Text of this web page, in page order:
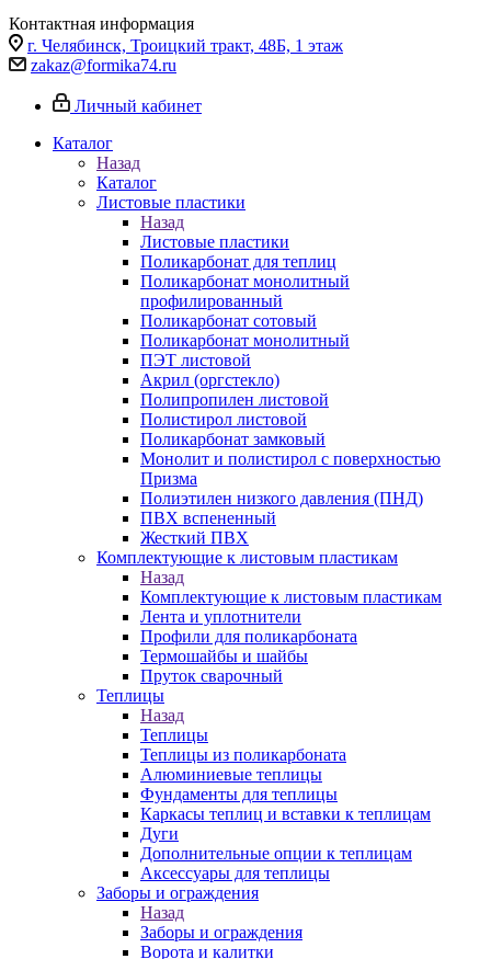
Контактная информация
г. Челябинск, Троицкий тракт, 48Б, 1 этаж
zakaz@formika74.ru
Личный кабинет
Каталог
Назад
Каталог
Листовые пластики
Назад
Листовые пластики
Поликарбонат для теплиц
Поликарбонат монолитный
профилированный
Поликарбонат сотовый
Поликарбонат монолитный
ПЭТ листовой
Акрил (оргстекло)
Полипропилен листовой
Полистирол листовой
Поликарбонат замковый
Монолит и полистирол с поверхностью
Призма
Полиэтилен низкого давления (ПНД)
ПВХ вспененный
Жесткий ПВХ
Комплектующие к листовым пластикам
Назад
Комплектующие к листовым пластикам
Лента и уплотнители
Профили для поликарбоната
Термошайбы и шайбы
Пруток сварочный
Теплицы
Назад
Теплицы
Теплицы из поликарбоната
Алюминиевые теплицы
Фундаменты для теплицы
Каркасы теплиц и вставки к теплицам
Дуги
Дополнительные опции к теплицам
Аксессуары для теплицы
Заборы и ограждения
Назад
Заборы и ограждения
Ворота и калитки